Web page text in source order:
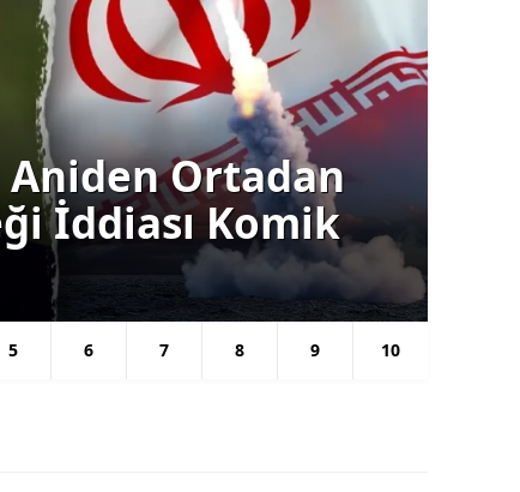
Türkiye'nin
veya Ara
5 6 7 8 9 10